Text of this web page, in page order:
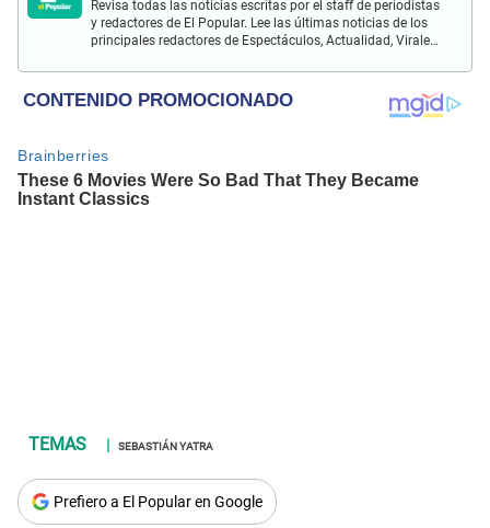
Revisa todas las noticias escritas por el staff de periodistas
y redactores de El Popular. Lee las últimas noticias de los
principales redactores de Espectáculos, Actualidad, Virales,
SEBASTIÁN YATRA
Prefiero a El Popular en Google